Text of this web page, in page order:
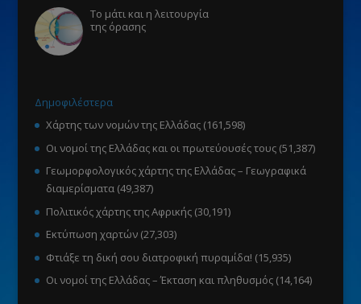
Το μάτι και η λειτουργία
της όρασης
Δημοφιλέστερα
Χάρτης των νομών της Ελλάδας (161,598)
Οι νομοί της Ελλάδας και οι πρωτεύουσές τους (51,387)
Γεωμορφολογικός χάρτης της Ελλάδας – Γεωγραφικά
διαμερίσματα (49,387)
Πολιτικός χάρτης της Αφρικής (30,191)
Εκτύπωση χαρτών (27,303)
Φτιάξε τη δική σου διατροφική πυραμίδα! (15,935)
Οι νομοί της Ελλάδας – Έκταση και πληθυσμός (14,164)